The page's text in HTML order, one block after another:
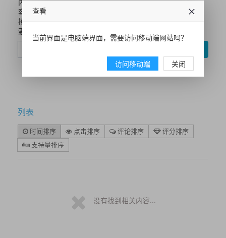
内
容
搜
索
列表
时间排序 点击排序 评论排序
评分排序
支持量排序
没有找到相关内容...
查看
当前界面是电脑端界面，需要访问移动端网站吗？
访问移动端 关闭